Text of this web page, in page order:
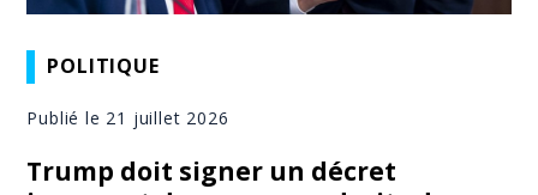
POLITIQUE
Publié le 21 juillet 2026
Trump doit signer un décret